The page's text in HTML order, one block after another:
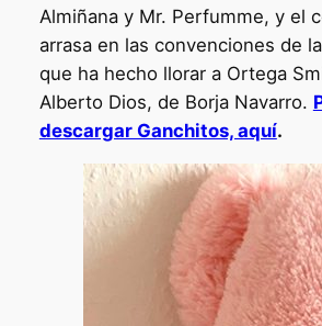
Almiñana y Mr. Perfumme, y el
arrasa en las convenciones de
que ha hecho llorar a Ortega
Alberto Dios, de Borja Navarro.
descargar Ganchitos, aquí.